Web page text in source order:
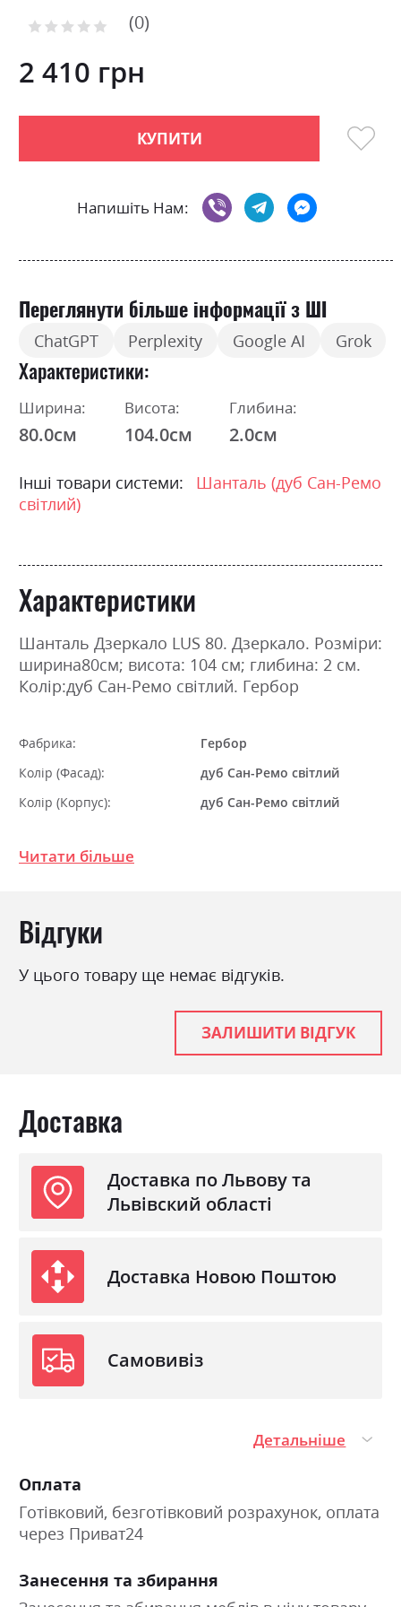
the
gallery
Рейтинг: 0
2 410 грн
КУПИТИ
Напишіть Нам:
Переглянути більше інформації з ШІ
ChatGPT Perplexity Google AI Grok
Характеристики
Ширина:
80.0см
Висота:
104.0см
Глибина:
2.0см
Інші товари системи:
Шанталь (дуб Сан-Ремо
світлий)
Характеристики
Шанталь Дзеркало LUS 80. Дзеркало. Розміри:
ширина80см; висота: 104 см; глибина: 2 см.
Колір:дуб Сан-Ремо світлий. Гербор
Фабрика:
Гербор
Колір (Фасад):
дуб Сан-Ремо світлий
Колір (Корпус):
дуб Сан-Ремо світлий
Стиль
Читати більше
Відгуки
У цього товару ще немає відгуків.
ЗАЛИШИТИ ВІДГУК
Доставка
Доставка по Львову та
Львівский області
Доставка Новою Поштою
Самовивіз
Детальніше
Оплата
Готівковий, безготівковий розрахунок, оплата
через Приват24
Занесення та збирання